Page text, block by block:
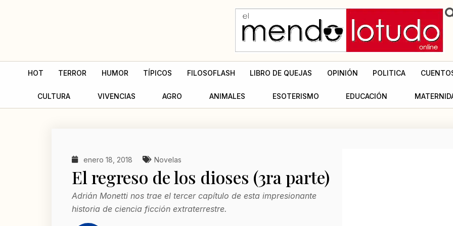
HOT TERROR HUMOR TÍPICOS FILOSOFLASH LIBRO DE QUEJAS OPINIÓN POLITICA
CULTURA VIVENCIAS AGRO ANIMALES ESOTERISMO EDUCACIÓN
enero 18, 2018 Novelas
El regreso de los dioses (3ra parte)
Adrián Monetti nos trae el tercer capítulo de esta impresionante
historia de ciencia ficción extraterrestre.